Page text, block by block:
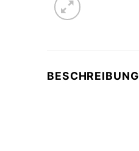
BESCHREIBUNG